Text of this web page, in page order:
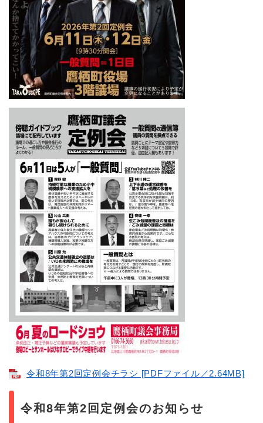
令和8年第2回定例会チラシ [PDFファイル／2.64MB]
令和8年第2回定例会のお知らせ